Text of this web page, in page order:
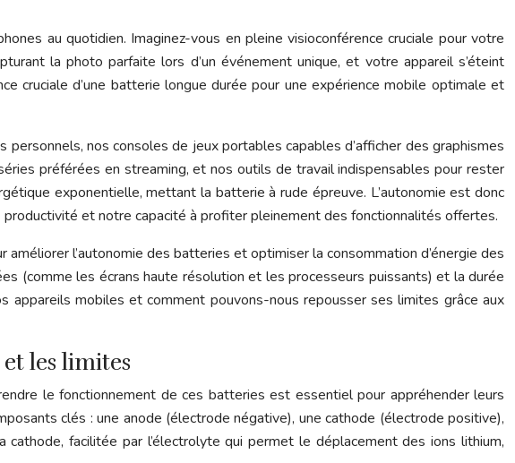
au quotidien. Imaginez-vous en pleine visioconférence cruciale pour votre
la photo parfaite lors d’un événement unique, et votre appareil s’éteint
cruciale d’une batterie longue durée pour une expérience mobile optimale et
nos consoles de jeux portables capables d’afficher des graphismes
préférées en streaming, et nos outils de travail indispensables pour rester
exponentielle, mettant la batterie à rude épreuve. L’autonomie est donc
et notre capacité à profiter pleinement des fonctionnalités offertes.
l’autonomie des batteries et optimiser la consommation d’énergie des
(comme les écrans haute résolution et les processeurs puissants) et la durée
mobiles et comment pouvons-nous repousser ses limites grâce aux
les limites
le fonctionnement de ces batteries est essentiel pour appréhender leurs
clés : une anode (électrode négative), une cathode (électrode positive),
facilitée par l’électrolyte qui permet le déplacement des ions lithium,